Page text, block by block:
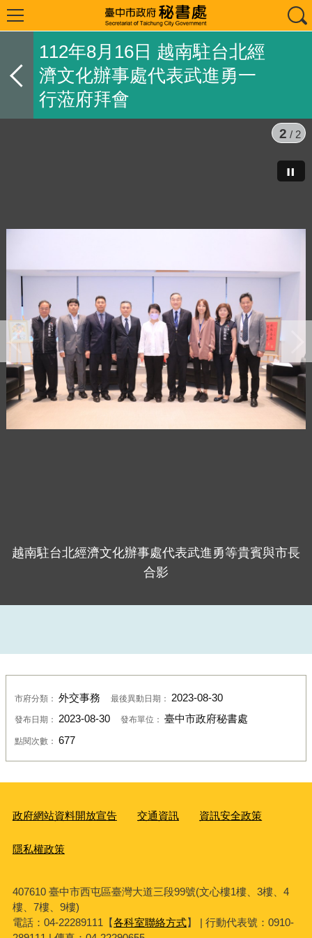
112年8月16日 越南駐台北經
濟文化辦事處代表武進勇一
行蒞府拜會
越南駐台北經濟文化辦事處代表武進勇等貴賓與市長
合影
2 / 2
市府分類： 外交事務 最後異動日期： 2023-08-30
發布日期： 2023-08-30 發布單位： 臺中市政府秘書處
點閱次數： 677
政府網站資料開放宣告 交通資訊 資訊安全政策
隱私權政策
407610 臺中市西屯區臺灣大道三段99號(文心樓1樓、3樓、4
樓、7樓、9樓)
電話：04-22289111【各科室聯絡方式】 | 行動代表號：0910-